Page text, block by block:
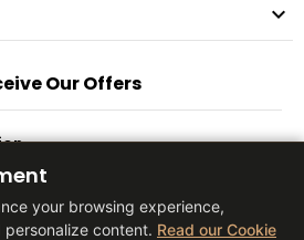

Our Offers
your browsing experience,
content. Read our Cookie